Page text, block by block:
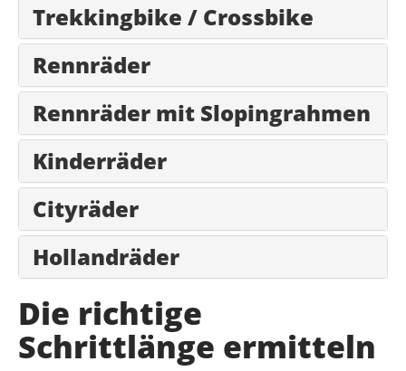
Trekkingbike / Crossbike
Rennräder
Rennräder mit Slopingrahmen
Kinderräder
Cityräder
Hollandräder
Die richtige
Schrittlänge ermitteln